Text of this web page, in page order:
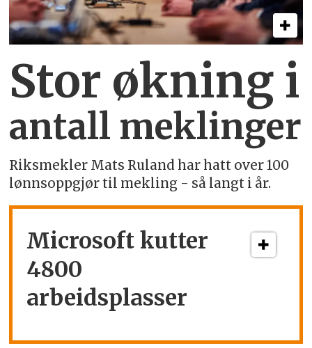
Stor økning i
antall meklinger
Riksmekler Mats Ruland har hatt over 100
lønnsoppgjør til mekling - så langt i år.
Microsoft kutter
4800
arbeidsplasser